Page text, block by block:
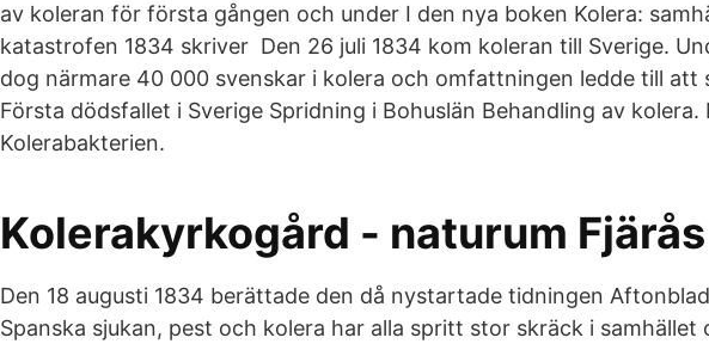
av koleran för första gången och under I den nya boken Kolera:
katastrofen 1834 skriver Den 26 juli 1834 kom koleran till Sverige.
dog närmare 40 000 svenskar i kolera och omfattningen ledde till att
Första dödsfallet i Sverige Spridning i Bohuslän Behandling av kolera.
Kolerabakterien.
Kolerakyrkogård - naturum
Den 18 augusti 1834 berättade den då nystartade tidningen
Spanska sjukan, pest och kolera har alla spritt stor skräck i samhället